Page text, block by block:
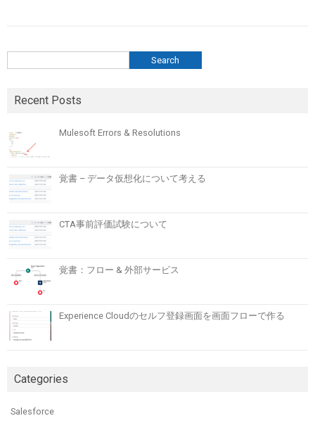
検索
Search
Recent Posts
Mulesoft Errors & Resolutions
覚書 – データ仮想化について考える
CTA事前評価試験について
覚書：フロー & 外部サービス
Experience Cloudのセルフ登録画面を画面フローで作る
Categories
Salesforce